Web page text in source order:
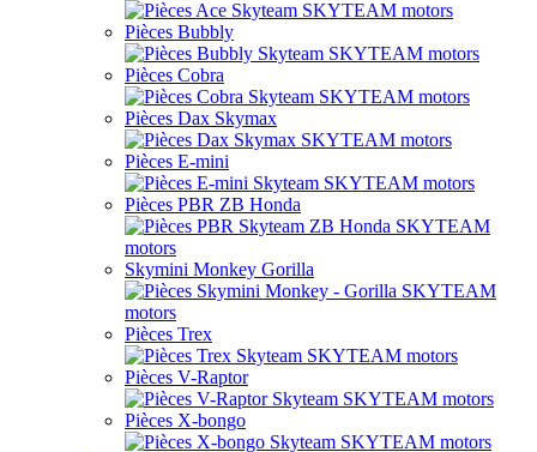
Pièces Bubbly
Pièces Cobra
Pièces Dax Skymax
Pièces E-mini
Pièces PBR ZB Honda
Skymini Monkey Gorilla
Pièces Trex
Pièces V-Raptor
Pièces X-bongo